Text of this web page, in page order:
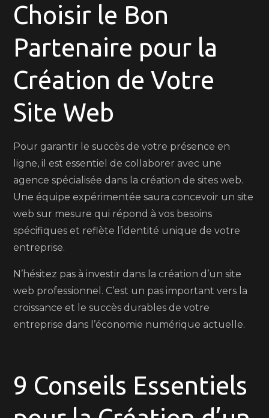
Choisir le Bon
Partenaire pour la
Création de Votre
Site Web
Pour garantir le succès de votre présence en
ligne, il est essentiel de collaborer avec une
agence spécialisée dans la création de sites web.
Une équipe expérimentée saura concevoir un site
web sur mesure qui répond à vos besoins
spécifiques et reflète l’identité unique de votre
entreprise.
N’hésitez pas à investir dans la création d’un site
web professionnel. C’est un pas important vers la
croissance et le succès durables de votre
entreprise dans l’économie numérique actuelle.
9 Conseils Essentiels